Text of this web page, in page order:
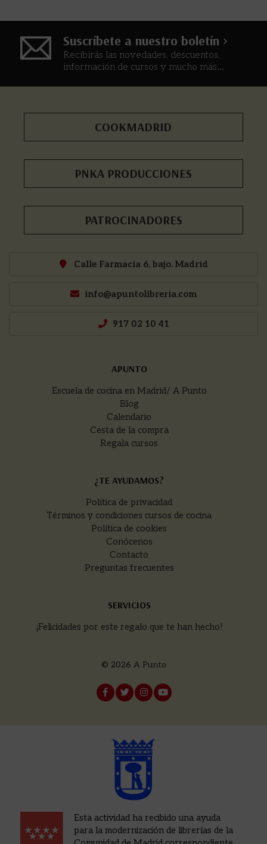
Suscríbete a nuestro boletín >
Recibirás las novedades, descuentos,
información de cursos y mucho más...
COOKMADRID
PNKA PRODUCCIONES
PATROCINADORES
Calle Farmacia 6, bajo. Madrid
info@apuntolibreria.com
917 02 10 41
APUNTO
Escuela de cocina en Madrid/ A Punto
Blog
Calendario
Cesta de la compra
Regala cursos
¿TE AYUDAMOS?
Política de privacidad
Términos y condiciones cursos de cocina
Política de cookies
Conócenos
Contacto
Preguntas frecuentes
SERVICIOS
¡Felicidades por este regalo que te han hecho!
© 2026 A Punto
Esta actividad ha recibido una ayuda
para la modernización de librerías de la